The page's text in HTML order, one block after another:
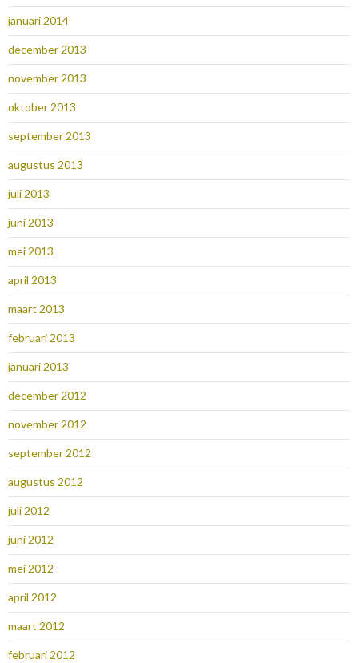
januari 2014
december 2013
november 2013
oktober 2013
september 2013
augustus 2013
juli 2013
juni 2013
mei 2013
april 2013
maart 2013
februari 2013
januari 2013
december 2012
november 2012
september 2012
augustus 2012
juli 2012
juni 2012
mei 2012
april 2012
maart 2012
februari 2012